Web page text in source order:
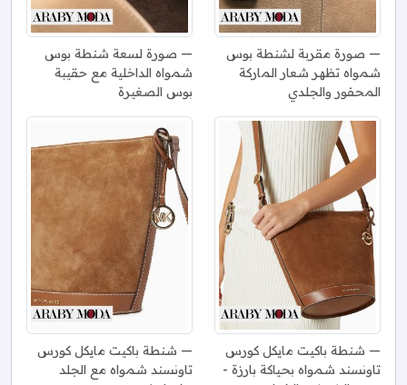
صورة مقربة لشنطة بوس
شمواه تظهر شعار الماركة
المحفور والجلدي
صورة لسعة شنطة بوس
شمواه الداخلية مع حقيبة
بوس الصغيرة
شنطة باكيت مايكل كورس
تاونسند شمواه بحياكة بارزة -
شنطة باكيت مايكل كورس
تاونسند شمواه مع الجلد